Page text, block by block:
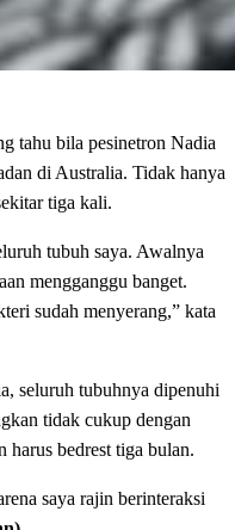
tahu bila pesinetron Nadia
di Australia. Tidak hanya
tiga kali.
tubuh saya. Awalnya
mengganggu banget.
sudah menyerang,” kata
seluruh tubuhnya dipenuhi
tidak cukup dengan
harus bedrest tiga bulan.
saya rajin berinteraksi